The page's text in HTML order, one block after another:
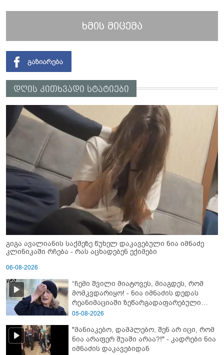
ხმის მიცემა
დღის კითხვადი სტატიები
გიგა ავალიანის საქმეზე წუხელ დაკავებული ნია იმნაძე
კლინიკაში რჩება - რას აცხადებენ ექიმები
06-08-2026
“ჩემი შვილი მიატოვეს, მიაგდეს, რომ
მომკვდარიყო! - ნია იმნაძის დედას
რეანიმაციაში ზეწარგადაფარებული
შვილი არ უნახავს” - გიგა ავალიანის
05-08-2026
"მანიაკებო, დამპლებო, შენ არ იცი, რომ
ნია არაფერ შუაში არაა?!" - კადრები ნია
იმნაძის დაკავებიდან